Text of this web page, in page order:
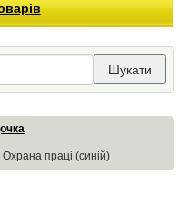
Шукати
праці (синій)